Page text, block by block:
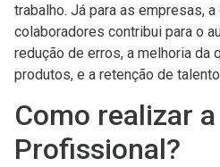
trabalho. Já para as empresas,
colaboradores contribui para o
redução de erros, a melhoria da
produtos, e a retenção de
Como realizar
Profissional?